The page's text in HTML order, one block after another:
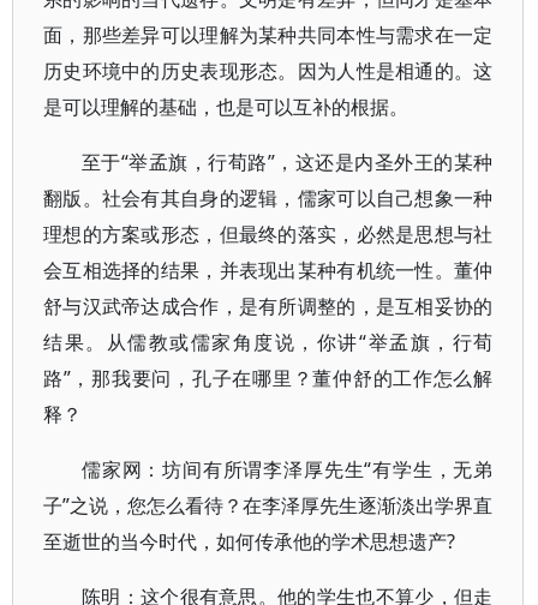
面，那些差异可以理解为某种共同本性与需求在一定
历史环境中的历史表现形态。因为人性是相通的。这
是可以理解的基础，也是可以互补的根据。
至于“举孟旗，行荀路”，这还是内圣外王的某种
翻版。社会有其自身的逻辑，儒家可以自己想象一种
理想的方案或形态，但最终的落实，必然是思想与社
会互相选择的结果，并表现出某种有机统一性。董仲
舒与汉武帝达成合作，是有所调整的，是互相妥协的
结果。从儒教或儒家角度说，你讲“举孟旗，行荀
路”，那我要问，孔子在哪里？董仲舒的工作怎么解
释？
儒家网：坊间有所谓李泽厚先生“有学生，无弟
子”之说，您怎么看待？在李泽厚先生逐渐淡出学界直
至逝世的当今时代，如何传承他的学术思想遗产?
陈明：这个很有意思。他的学生也不算少，但走